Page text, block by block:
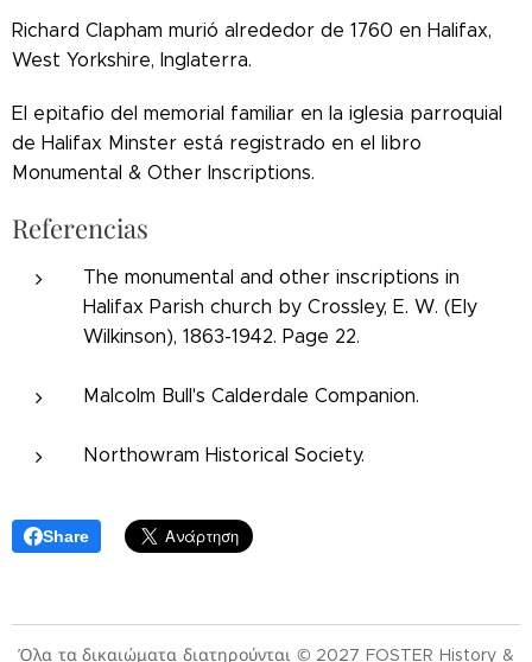
Richard Clapham murió alrededor de 1760 en Halifax,
West Yorkshire, Inglaterra.
El epitafio del memorial familiar en la iglesia parroquial
de Halifax Minster está registrado en el libro
Monumental & Other Inscriptions.
Referencias
The monumental and other inscriptions in
Halifax Parish church by Crossley, E. W. (Ely
Wilkinson), 1863-1942. Page 22.
Malcolm Bull's Calderdale Companion.
Northowram Historical Society.
Share
Όλα τα δικαιώματα διατηρούνται © 2027 FOSTER History &